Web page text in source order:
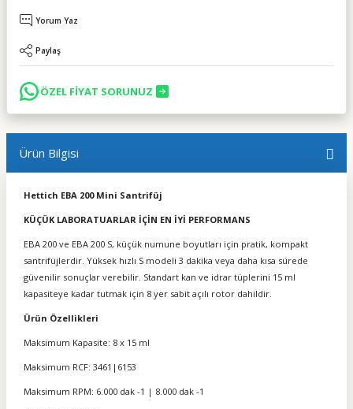
Yorum Yaz
Paylaş
ÖZEL FİYAT SORUNUZ
Ürün Bilgisi
Hettich EBA 200 Mini Santrifüj
KÜÇÜK LABORATUARLAR İÇİN EN İYİ PERFORMANS
EBA 200 ve EBA 200 S, küçük numune boyutları için pratik, kompakt
santrifüjlerdir. Yüksek hızlı S modeli 3 dakika veya daha kısa sürede
güvenilir sonuçlar verebilir. Standart kan ve idrar tüplerini 15 ml
kapasiteye kadar tutmak için 8 yer sabit açılı rotor dahildir.
Ürün Özellikleri
Maksimum Kapasite: 8 x 15 ml
Maksimum RCF: 3461|6153
Maksimum RPM: 6.000 dak -1 | 8.000 dak -1